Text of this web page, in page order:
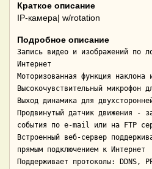
Краткое описание
IP-камера| w/rotation
Подробное описание
Запись видео и изображений по
Интернет
Моторизованная функция наклона
Высокочувствительный микрофон
Выход динамика для
Продвинутый датчик движения -
события по e-mail или на FTP
Встроенный веб-сервер
прямым подключением к Интернет
Поддерживает протоколы: DDNS,